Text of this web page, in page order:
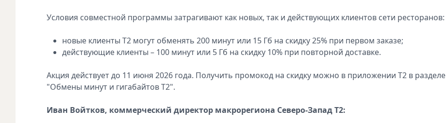
Условия совместной программы затрагивают как новых, так и действующих клиентов сети ресторанов:
новые клиенты Т2 могут обменять 200 минут или 15 Гб на скидку 25% при первом заказе;
действующие клиенты – 100 минут или 5 Гб на скидку 10% при повторной доставке.
Акция действует до 11 июня 2026 года. Получить промокод на скидку можно в приложении Т2 в разделе
"Обмены минут и гигабайтов Т2".
Иван Войтков, коммерческий директор макрорегиона Северо-Запад T2: